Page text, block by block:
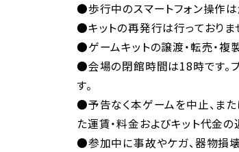
●歩行中のスマートフォン操作は
●キットの再発行は行っておりま
●ゲームキットの譲渡・転売・複
●会場の閉館時間は18時です。
す。
●予告なく本ゲームを中止、ま
た運賃・料金およびキット代金の
●参加中に事故やケガ、器物損